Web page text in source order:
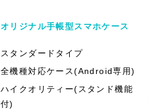
オリジナル手帳型スマホケース
スタンダードタイプ
全機種対応ケース(Android専用)
ハイクオリティー(スタンド機能
付)